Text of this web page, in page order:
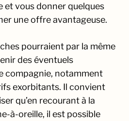
et vous donner quelques
une offre avantageuse.
pourraient par la même
des éventuels
compagnie, notamment
exorbitants. Il convient
qu’en recourant à la
à-oreille, il est possible